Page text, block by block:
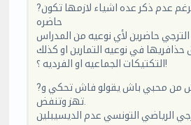
?بعد كلامنا هذا بالرغم عدم ذكر عده اشياء لازمها تكون
حاضره
حاضرين لأي نوعيه من المدراس
حذافريها في نوعيه التمارين او كذلك
التكتيكات الجماعيه او الفرديه ؟!
?الاجابه لا. نعرف باش من محبي باش يقولو فاش تحكي و
تهز وتنفض.